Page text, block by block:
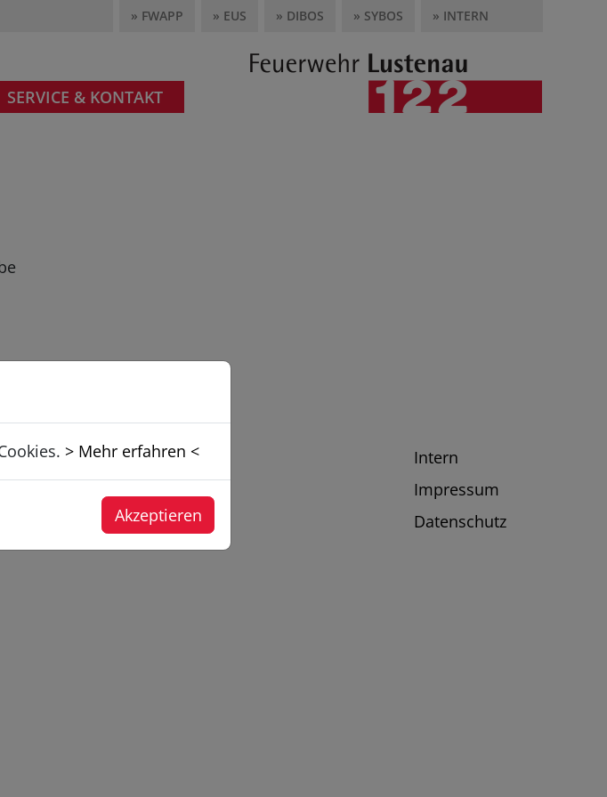
> Mehr erfahren <
Akzeptieren
» FWAPP » EUS » DIBOS » SYBOS » INTERN
SERVICE & KONTAKT
Intern
Impressum
Datenschutz